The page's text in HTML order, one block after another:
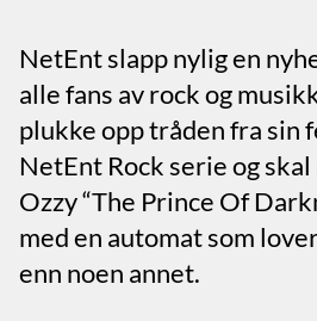
NetEnt slapp nylig en
alle fans av rock og
plukke opp tråden fra sin
NetEnt Rock serie og
Ozzy “The Prince Of
med en automat som
enn noen annet.